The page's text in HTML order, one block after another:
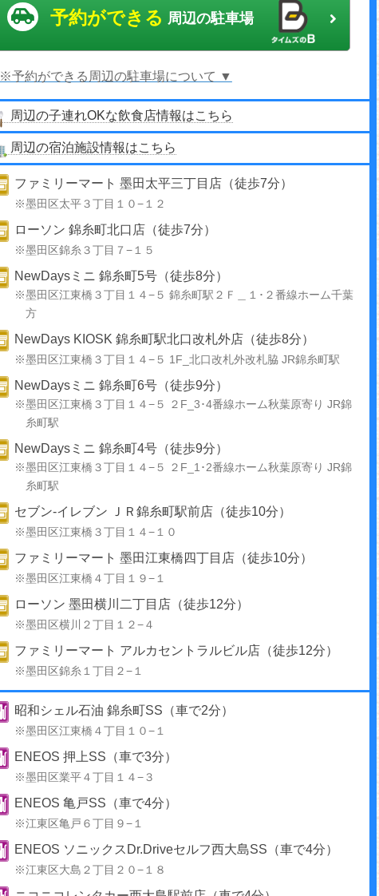
予約ができる 周辺の駐車場
※予約ができる周辺の駐車場について ▼
周辺の子連れOKな飲食店情報はこちら
周辺の宿泊施設情報はこちら
ファミリーマート 墨田太平三丁目店（徒歩7分）
※墨田区太平３丁目１０−１２
ローソン 錦糸町北口店（徒歩7分）
※墨田区錦糸３丁目７−１５
NewDaysミニ 錦糸町5号（徒歩8分）
※墨田区江東橋３丁目１４−５ 錦糸町駅２Ｆ＿１･２番線ホーム千葉
方
NewDays KIOSK 錦糸町駅北口改札外店（徒歩8分）
※墨田区江東橋３丁目１４−５ 1F_北口改札外改札脇 JR錦糸町駅
NewDaysミニ 錦糸町6号（徒歩9分）
※墨田区江東橋３丁目１４−５ ２F_3･4番線ホーム秋葉原寄り JR錦
糸町駅
NewDaysミニ 錦糸町4号（徒歩9分）
※墨田区江東橋３丁目１４−５ ２F_1･2番線ホーム秋葉原寄り JR錦
糸町駅
セブン-イレブン ＪＲ錦糸町駅前店（徒歩10分）
※墨田区江東橋３丁目１４−１０
ファミリーマート 墨田江東橋四丁目店（徒歩10分）
※墨田区江東橋４丁目１９−１
ローソン 墨田横川二丁目店（徒歩12分）
※墨田区横川２丁目１２−４
ファミリーマート アルカセントラルビル店（徒歩12分）
※墨田区錦糸１丁目２−１
昭和シェル石油 錦糸町SS（車で2分）
※墨田区江東橋４丁目１０−１
ENEOS 押上SS（車で3分）
※墨田区業平４丁目１４−３
ENEOS 亀戸SS（車で4分）
※江東区亀戸６丁目９−１
ENEOS ソニックスDr.Driveセルフ西大島SS（車で4分）
※江東区大島２丁目２０−１８